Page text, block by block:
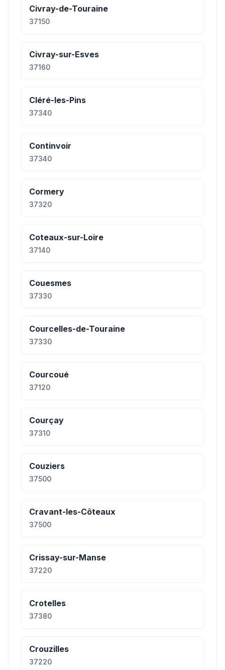
Civray-de-Touraine
37150
Civray-sur-Esves
37160
Cléré-les-Pins
37340
Continvoir
37340
Cormery
37320
Coteaux-sur-Loire
37140
Couesmes
37330
Courcelles-de-Touraine
37330
Courcoué
37120
Courçay
37310
Couziers
37500
Cravant-les-Côteaux
37500
Crissay-sur-Manse
37220
Crotelles
37380
Crouzilles
37220